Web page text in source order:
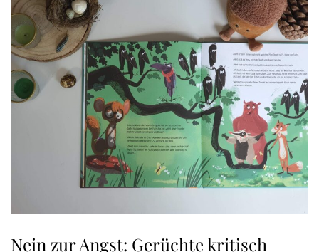
Nein zur Angst: Gerüchte kritisch